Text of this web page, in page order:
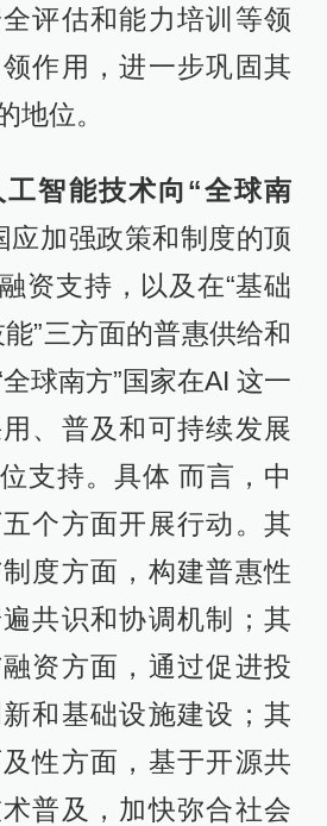
评估和能力培训等领
作用，进一步巩固其
地位。
智能技术向“全球南
应加强政策和制度的顶
资支持，以及在“基础
能”三方面的普惠供给和
球南方”国家在AI 这一
、普及和可持续发展
支持。具体 而言，中
个方面开展行动。其
度方面，构建普惠性
共识和协调机制；其
资方面，通过促进投
和基础设施建设；其
性方面，基于开源共
普及，加快弥合社会